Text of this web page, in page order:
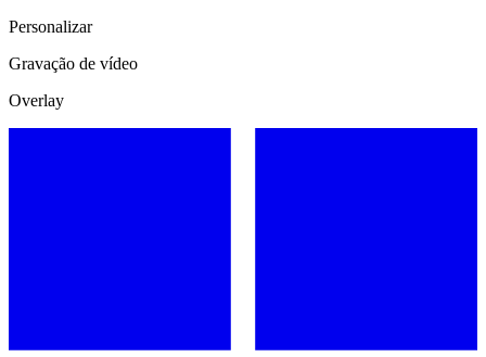
Personalizar
Gravação de vídeo
Overlay